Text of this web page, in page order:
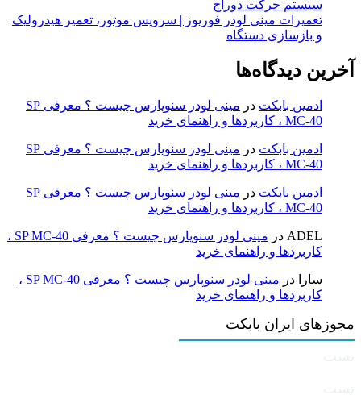
سیستم حرکت دوراج
تعمیرات مینی لودر فوریوز | سرویس موتور، تعمیر هیدرولیک
و بازسازی دستگاه
آخرین دیدگاه‌ها
ادمین بابکت در
مینی لودر سنوپارس چیست ؟ معرفی SP
MC-40 ، کاربردها و راهنمای خرید
ادمین بابکت در
مینی لودر سنوپارس چیست ؟ معرفی SP
MC-40 ، کاربردها و راهنمای خرید
ادمین بابکت در
مینی لودر سنوپارس چیست ؟ معرفی SP
MC-40 ، کاربردها و راهنمای خرید
ADEL در
مینی لودر سنوپارس چیست ؟ معرفی SP MC-40 ،
کاربردها و راهنمای خرید
سارا در
مینی لودر سنوپارس چیست ؟ معرفی SP MC-40 ،
کاربردها و راهنمای خرید
مجوزهای ایران بابکت